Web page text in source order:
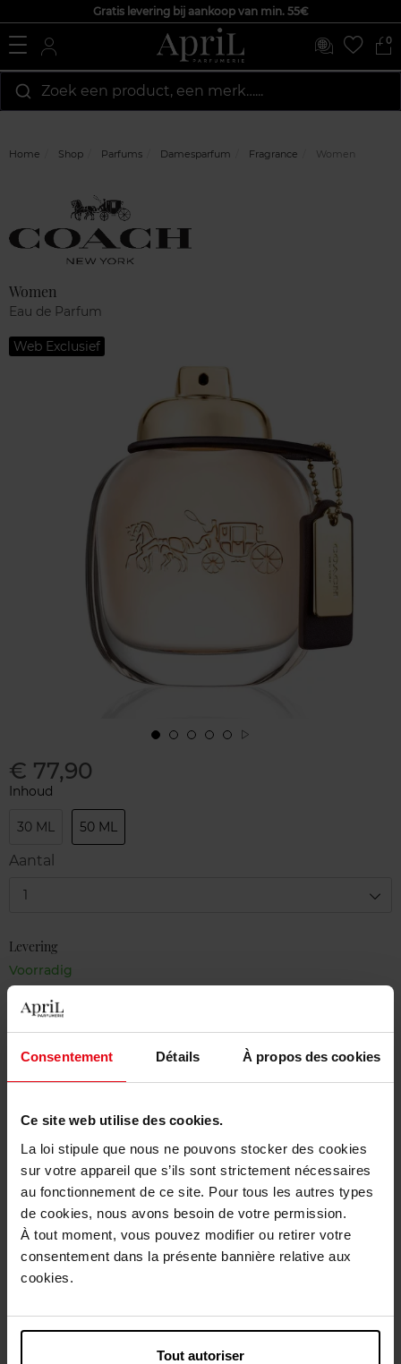
Consentement Détails À propos des cookies
Ce site web utilise des cookies.
La loi stipule que nous ne pouvons stocker des cookies
sur votre appareil que s’ils sont strictement nécessaires
au fonctionnement de ce site. Pour tous les autres types
de cookies, nous avons besoin de votre permission.
À tout moment, vous pouvez modifier ou retirer votre
consentement dans la présente bannière relative aux
cookies.
Tout autoriser
Gratis levering bij aankoop van min. 55€
0
Zoek een product, een merk…...
Home Shop Parfums Damesparfum Fragrance Women
Women
Eau de Parfum
Web Exclusief
€ 77,90
Inhoud
30 ML 50 ML
Aantal
1
Levering
Voorradig
Gratis levering bij aankoop van min. 55€
Gratis retour in je winkelpunt
Gratis verpakking
Beschrijving
Karakteristieken